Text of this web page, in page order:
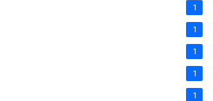
1
1
1
1
1